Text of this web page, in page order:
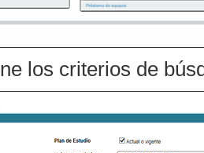
los criterios de